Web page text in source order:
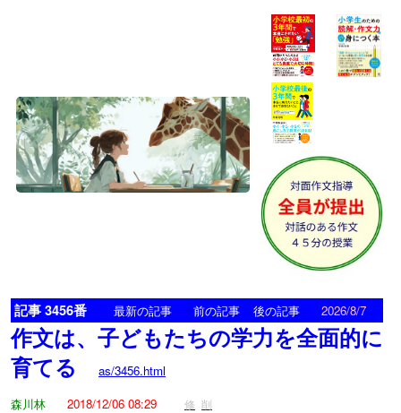
記事 3456番 最新の記事 前の記事 後の記事 2026/8/7
作文は、子どもたちの学力を全面的に
育てる
as/3456.html
森川林
2018/12/06 08:29 修 削